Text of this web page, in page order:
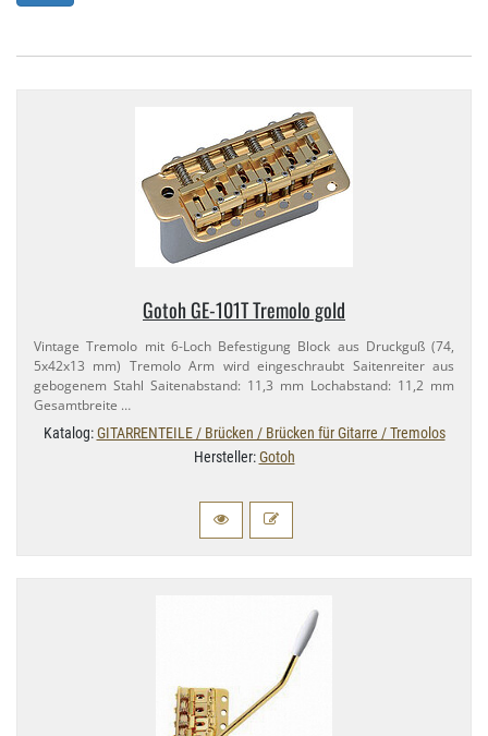
Gotoh GE-​101T Tremolo gold
Vintage Tremolo mit 6-​Loch Befestigung Block aus Druckguß (74,​
5x42x13 mm) Tremolo Arm wird eingeschraubt Saitenreiter aus
gebogenem Stahl Saitenabstand: 11,​3 mm Lochabstand: 11,​2 mm
Gesamtbreite …
Katalog:GITARRENTEILE / Brücken / Brücken für Gitarre / Tremolos
Hersteller:Gotoh